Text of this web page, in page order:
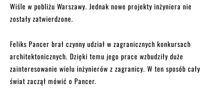
Wiśle w pobliżu Warszawy. Jednak nowe projekty inżyniera nie
zostały zatwierdzone.
Feliks Pancer brał czynny udział w zagranicznych konkursach
architektonicznych. Dzięki temu jego prace wzbudziły duże
zainteresowanie wielu inżynierów z zagranicy. W ten sposób cały
świat zaczął mówić o Pancer.